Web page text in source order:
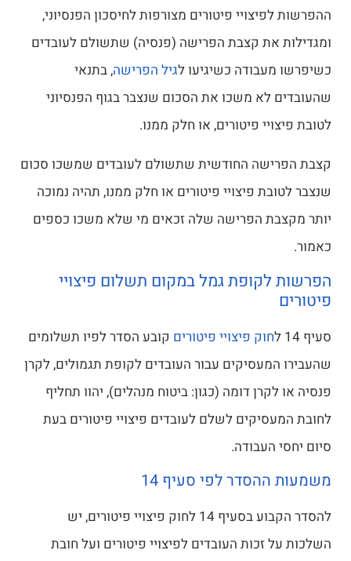
​ההפרשות לפיצויי פיטורים מצורפות לחיסכון הפנסיוני,
ומגדילות את קצבת הפרישה (פנסיה) שתשולם לעובדים
כשיפרשו מעבודה כשיגיעו לגיל הפרישה, בתנאי
שהעובדים לא משכו את הסכום שנצבר בגוף הפנסיוני
לטובת פיצויי פיטורים, או חלק ממנו.
קצבת הפרישה החודשית שתשולם לעובדים שמשכו סכום
שנצבר לטובת פיצויי פיטורים או חלק ממנו, תהיה נמוכה
יותר מקצבת הפרישה שלה זכאים מי שלא משכו כספים
כאמור.
הפרשות לקופת גמל במקום תשלום פיצויי
פיטורים
סעיף 14 ל חוק פיצויי פיטורים קובע הסדר לפיו תשלומים
שהעבירו המעסיקים עבור העובדים לקופת תגמולים, לקרן
פנסיה או לקרן דומה (כגון: ביטוח מנהלים), יהוו תחליף
לחובת המעסיקים לשלם לעובדים פיצויי פיטורים בעת
סיום יחסי העבודה.
משמעות ההסדר לפי סעיף 14
להסדר הקבוע בסעיף 14 לחוק פיצויי פיטורים, יש
השלכות על זכות העובדים לפיצויי פיטורים ועל חובת